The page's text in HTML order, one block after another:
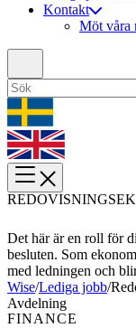
Kontakt
Möt våra
Det här är en roll för
besluten. Som
med ledningen och
Wise/Lediga jobb/
Avdelning
FINANCE